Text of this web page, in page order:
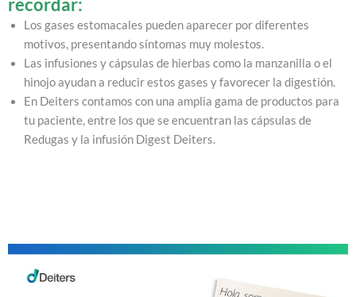
Los gases estomacales pueden aparecer por diferentes
motivos, presentando síntomas muy molestos.
Las infusiones y cápsulas de hierbas como la manzanilla o el
hinojo ayudan a reducir estos gases y favorecer la digestión.
En Deiters contamos con una amplia gama de productos para
tu paciente, entre los que se encuentran las cápsulas de
Redugas y la infusión Digest Deiters.